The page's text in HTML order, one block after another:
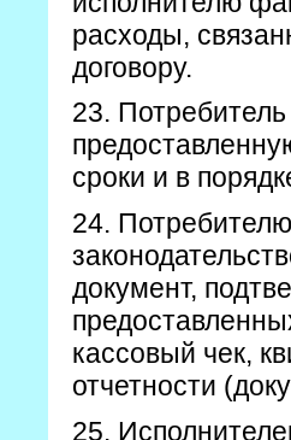
расходы,
договору.
23. Потребитель
сроки и в
24. Потребителю
документ,
кассовый чек,
отчетности
25.